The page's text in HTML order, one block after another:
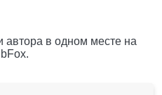
автора в одном месте на